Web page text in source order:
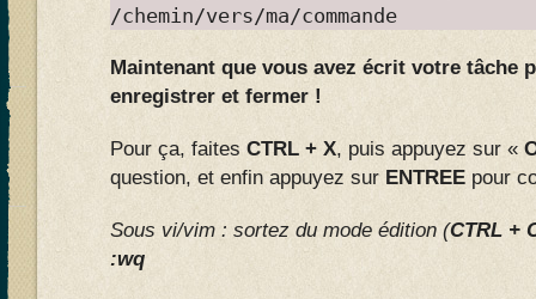
/chemin/vers/ma/commande
Maintenant que vous avez écrit votre tâche
enregistrer et fermer !
Pour ça, faites CTRL + X, puis appuyez sur «
question, et enfin appuyez sur ENTREE pour
Sous vi/vim : sortez du mode édition (CTRL +
:wq